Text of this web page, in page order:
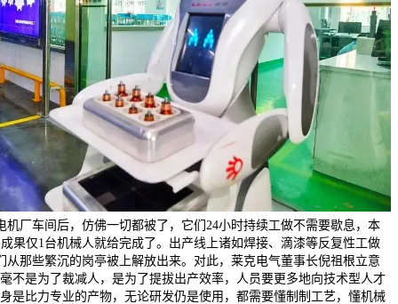
机厂车间后，仿佛一切都被了，它们24小时持续工做不需要歇息，本
果仅1台机械人就给完成了。出产线上诸如焊接、滴漆等反复性工做
从那些繁沉的岗亭被上解放出来。对此，莱克电气董事长倪祖根立意
不是为了裁减人，是为了提拔出产效率，人员要更多地向技术型人才
是比力专业的产物，无论研发仍是使用，都需要懂制制工艺，懂机械